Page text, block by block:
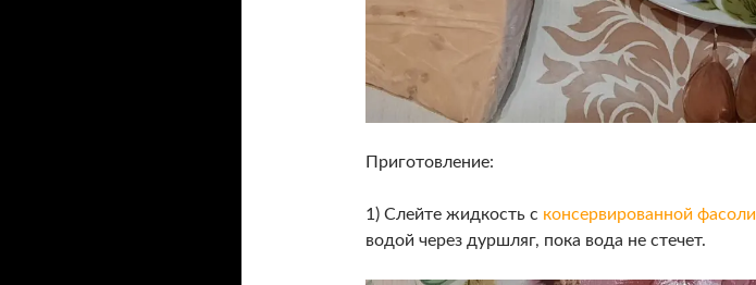
Приготовление:
1) Слейте жидкость с консервированной фасоли
водой через дуршляг, пока вода не стечет.